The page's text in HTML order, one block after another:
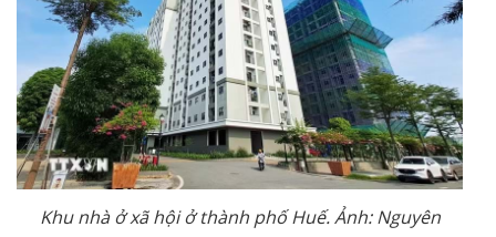
Khu nhà ở xã hội ở thành phố Huế. Ảnh: Nguyên